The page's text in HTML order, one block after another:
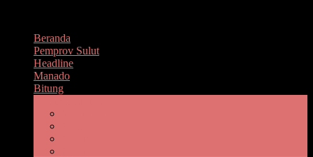
Beranda
Pemprov Sulut
Headline
Manado
Bitung